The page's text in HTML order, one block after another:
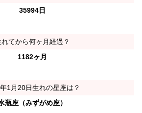
35994日
れてから何ヶ月経過？
1182ヶ月
1月20日生れの星座は？
瓶座（みずがめ座）